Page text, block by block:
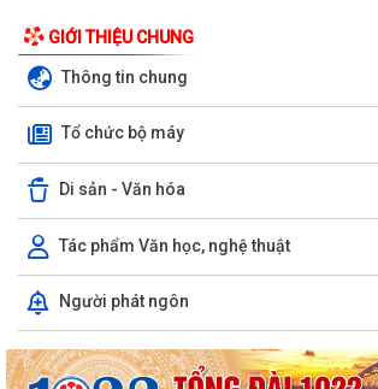
GIỚI THIỆU CHUNG
Thông tin chung
Tổ chức bộ máy
Di sản - Văn hóa
Tác phẩm Văn học, nghệ thuật
Người phát ngôn
đếm bắt buộc để giải phóng mặt...
Hội phụ nữ xã Hà Bắc tổ chức trao quà của tổ
hội viên phụ nữ trên địa bàn